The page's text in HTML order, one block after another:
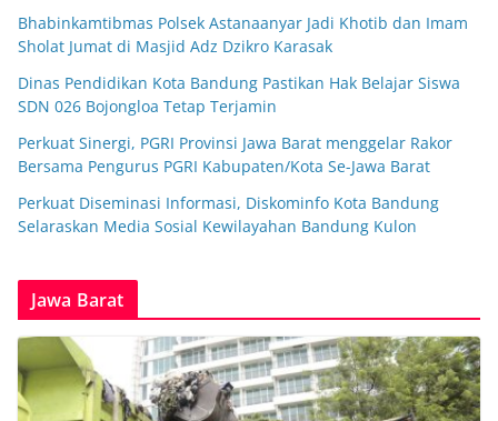
Bhabinkamtibmas Polsek Astanaanyar Jadi Khotib dan Imam
Sholat Jumat di Masjid Adz Dzikro Karasak
Dinas Pendidikan Kota Bandung Pastikan Hak Belajar Siswa
SDN 026 Bojongloa Tetap Terjamin
Perkuat Sinergi, PGRI Provinsi Jawa Barat menggelar Rakor
Bersama Pengurus PGRI Kabupaten/Kota Se-Jawa Barat
Perkuat Diseminasi Informasi, Diskominfo Kota Bandung
Selaraskan Media Sosial Kewilayahan Bandung Kulon
Jawa Barat